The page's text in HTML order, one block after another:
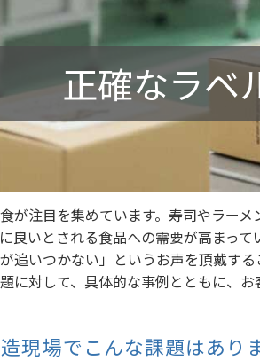
正確なラベ
が注目を集めています。寿司やラー
良いとされる食品への需要が高まっ
追いつかない」というお声を頂戴する
に対して、具体的な事例とともに、
現場でこんな課題はあり